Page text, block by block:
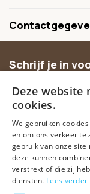
Schrijf je in
aanbiedingen.
Deze website
cookies.
We gebruiken
en om ons verkeer te
gebruik van onze
deze kunnen
verstrekt of die zij
diensten. Lees verder